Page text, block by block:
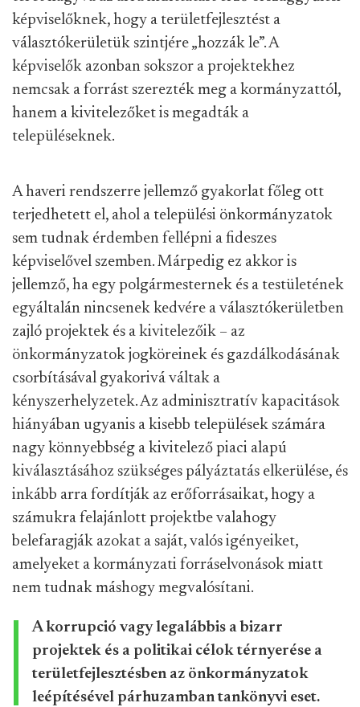
képviselőknek, hogy a területfejlesztést a
választókerületük szintjére „hozzák le”. A
képviselők azonban sokszor a projektekhez
nemcsak a forrást szerezték meg a kormányzattól,
hanem a kivitelezőket is megadták a
településeknek.
A haveri rendszerre jellemző gyakorlat főleg ott
terjedhetett el, ahol a települési önkormányzatok
sem tudnak érdemben fellépni a fideszes
képviselővel szemben. Márpedig ez akkor is
jellemző, ha egy polgármesternek és a testületének
egyáltalán nincsenek kedvére a választókerületben
zajló projektek és a kivitelezőik – az
önkormányzatok jogköreinek és gazdálkodásának
csorbításával gyakorivá váltak a
kényszerhelyzetek. Az adminisztratív kapacitások
hiányában ugyanis a kisebb települések számára
nagy könnyebbség a kivitelező piaci alapú
kiválasztásához szükséges pályáztatás elkerülése, és
inkább arra fordítják az erőforrásaikat, hogy a
számukra felajánlott projektbe valahogy
belefaragják azokat a saját, valós igényeiket,
amelyeket a kormányzati forráselvonások miatt
nem tudnak máshogy megvalósítani.
A korrupció vagy legalábbis a bizarr
projektek és a politikai célok térnyerése a
területfejlesztésben az önkormányzatok
leépítésével párhuzamban tankönyvi eset.